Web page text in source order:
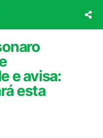
e avisa:
esta